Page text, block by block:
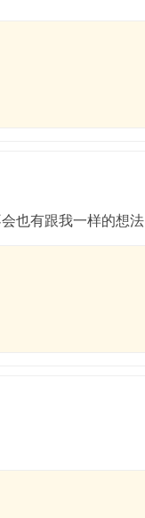
也有跟我一样的想